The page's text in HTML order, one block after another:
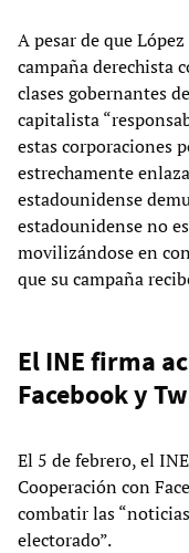
A pesar de que
campaña derechista
clases gobernantes
capitalista
estas corporaciones
estrechamente
estadounidense
estadounidense no
movilizándose en
que su campaña
El INE firma
Facebook y
El 5 de febrero, el
Cooperación con
combatir las
electorado”.